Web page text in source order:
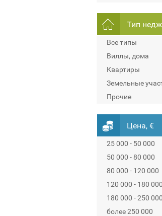
Тип
Все типы
Виллы, дома
Квартиры
Земельные
Прочие
Цена, €
25 000 - 50 000
50 000 - 80 000
80 000 - 120 000
120 000 - 180 000
180 000 - 250 000
более 250 000